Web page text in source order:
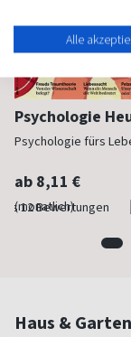
Psychologie
Psychologie fürs
ab 8,11 €
(monatlich)
Haus &
Alle